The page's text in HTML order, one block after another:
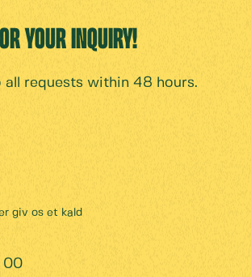
your inquiry!
all requests within 48 hours.
giv os et kald
00